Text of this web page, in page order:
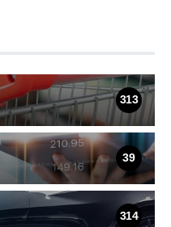
313
39
314